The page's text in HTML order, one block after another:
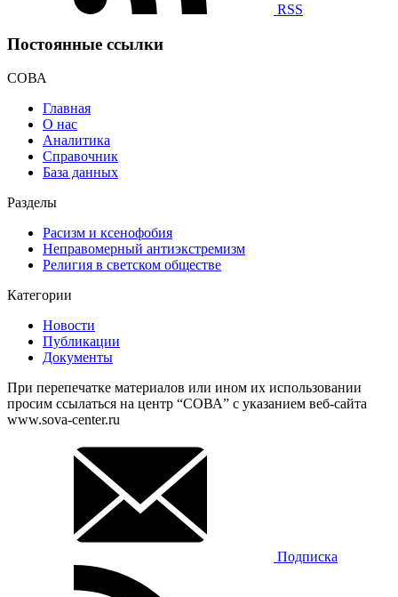
RSS
Постоянные ссылки
СОВА
Главная
О нас
Аналитика
Справочник
База данных
Разделы
Расизм и ксенофобия
Неправомерный антиэкстремизм
Религия в светском обществе
Категории
Новости
Публикации
Документы
При перепечатке материалов или ином их использовании
просим ссылаться на центр “СОВА” с указанием веб-сайта
www.sova-center.ru
Подписка